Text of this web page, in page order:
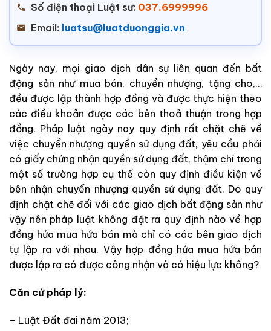
Số điện thoại Luật sư: 037.6999996
Email: luatsu@luatduonggia.vn
Ngày nay, mọi giao dịch dân sự liên quan đến bất
động sản như mua bán, chuyển nhượng, tặng cho,…
đều được lập thành hợp đồng và được thực hiện theo
các điều khoản được các bên thoả thuận trong hợp
đồng. Pháp luật ngày nay quy định rất chặt chẽ về
việc chuyển nhượng quyền sử dụng đất, yêu cầu phải
có giấy chứng nhận quyền sử dụng đất, thậm chí trong
một số trường hợp cụ thể còn quy định điều kiện về
bên nhận chuyển nhượng quyền sử dụng đất. Do quy
định chặt chẽ đối với các giao dịch bất động sản như
vậy nên pháp luật không đặt ra quy định nào về hợp
đồng hứa mua hứa bán mà chỉ có các bên giao dịch
tự lập ra với nhau. Vậy hợp đồng hứa mua hứa bán
được lập ra có được công nhận và có hiệu lực không?
Căn cứ pháp lý:
– Luật Đất đai năm 2013;